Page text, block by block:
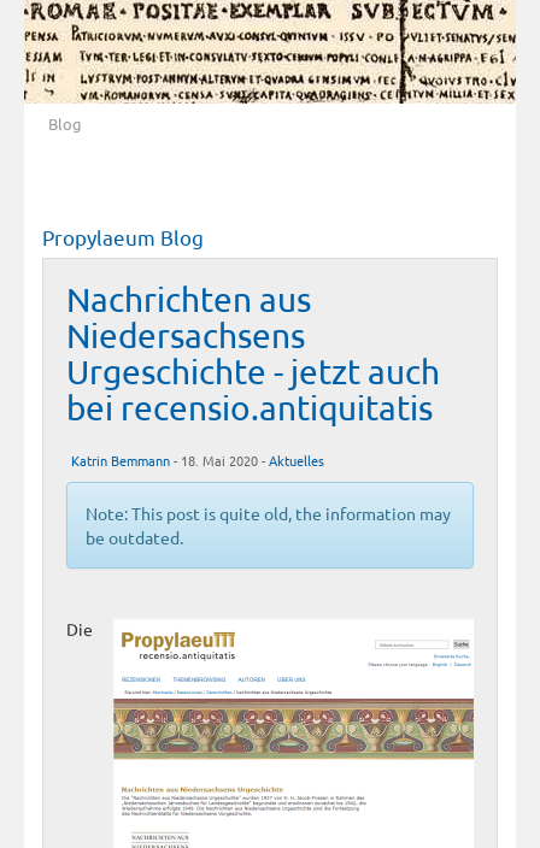
Blog
Propylaeum Blog
Nachrichten aus
Niedersachsens
Urgeschichte - jetzt auch
bei recensio.antiquitatis
Katrin Bemmann- 18. Mai 2020 -Aktuelles
Note: This post is quite old, the information may
be outdated.
Die